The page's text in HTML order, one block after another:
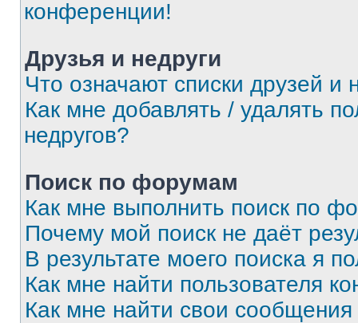
конференции!
Друзья и недруги
Что означают списки друзей и
Как мне добавлять / удалять
недругов?
Поиск по форумам
Как мне выполнить поиск по
Почему мой поиск не даёт
В результате моего поиска я
Как мне найти пользователя
Как мне найти свои